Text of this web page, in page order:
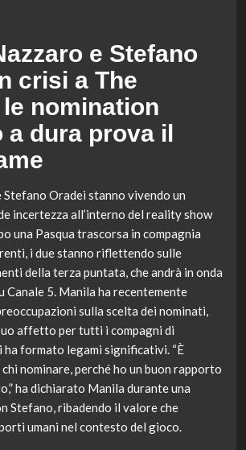
e Stefano
crisi a The
nomination
a dura prova il
Stefano Oradei stanno vivendo un
incertezza all’interno del reality show
una Pasqua trascorsa in compagnia
i due stanno riflettendo sulle
della terza puntata, che andrà in onda
Canale 5. Manila ha recentemente
sulla scelta dei nominati,
affetto per tutti i compagni di
ha formato legami significativi. “È
nominare, perché ho un buon rapporto
ha dichiarato Manila durante una
Stefano, ribadendo il valore che
umani nel contesto del gioco.